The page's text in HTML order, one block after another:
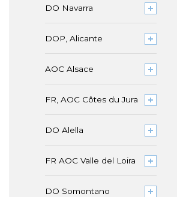
DO Navarra
DOP, Alicante
AOC Alsace
FR, AOC Côtes du Jura
DO Alella
FR AOC Valle del Loira
DO Somontano